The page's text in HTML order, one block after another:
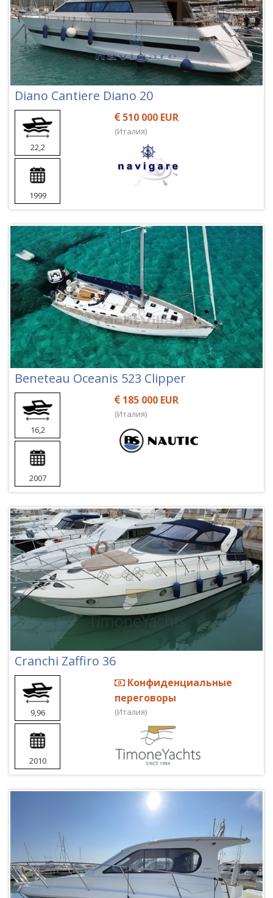
Diano Cantiere Diano 20
22,2
1999
510 000 EUR
(Италия)
Beneteau Oceanis 523 Clipper
16,2
2007
185 000 EUR
(Италия)
Cranchi Zaffiro 36
9,96
2010
Конфиденциальные
переговоры
(Италия)